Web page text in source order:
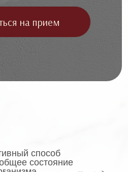
на прием
способ
состояние